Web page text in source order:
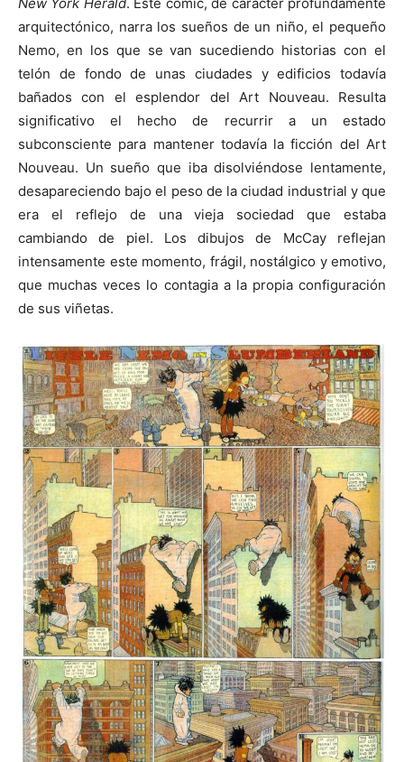
arquitectónico, narra los sueños de un niño, el pequeño
Nemo, en los que se van sucediendo historias con el
telón de fondo de unas ciudades y edificios todavía
bañados con el esplendor del Art Nouveau. Resulta
significativo el hecho de recurrir a un estado
subconsciente para mantener todavía la ficción del Art
Nouveau. Un sueño que iba disolviéndose lentamente,
desapareciendo bajo el peso de la ciudad industrial y que
era el reflejo de una vieja sociedad que estaba
cambiando de piel. Los dibujos de McCay reflejan
intensamente este momento, frágil, nostálgico y emotivo,
que muchas veces lo contagia a la propia configuración
de sus viñetas.